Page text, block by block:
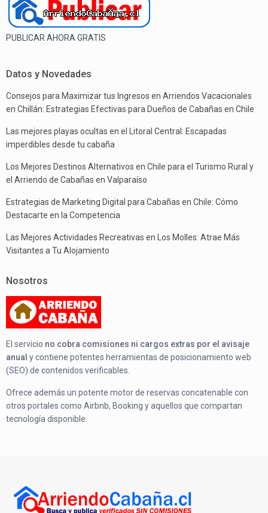
PUBLICAR AHORA GRATIS
Datos y Novedades
Consejos para Maximizar tus Ingresos en Arriendos Vacacionales
en Chillán: Estrategias Efectivas para Dueños de Cabañas en Chile
Las mejores playas ocultas en el Litoral Central: Escapadas
imperdibles desde tu cabaña
Los Mejores Destinos Alternativos en Chile para el Turismo Rural y
el Arriendo de Cabañas en Valparaíso
Estrategias de Marketing Digital para Cabañas en Chile: Cómo
Destacarte en la Competencia
Las Mejores Actividades Recreativas en Los Molles: Atrae Más
Visitantes a Tu Alojamiento
Nosotros
El servicio no cobra comisiones ni cargos extras por el avisaje
anual y contiene potentes herramientas de posicionamiento web
(SEO) de contenidos verificables.
Ofrece además un potente motor de reservas concatenable con
otros portales como Airbnb, Booking y aquellos que compartan
tecnología disponible.